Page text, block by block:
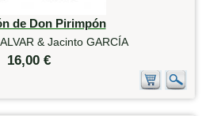
de Don Pirimpón
& Jacinto GARCÍA
16,00 €